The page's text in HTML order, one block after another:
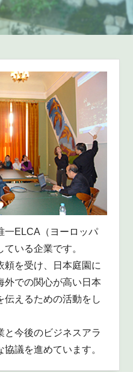
一ELCA（ヨーロッパ
いる企業です。
頼を受け、日本庭園に
外での関心が高い日本
伝えるための活動をし
と今後のビジネスアラ
議を進めています。